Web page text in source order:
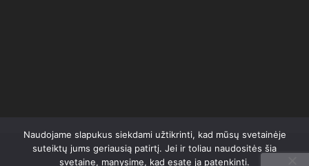
Naudojame slapukus siekdami užtikrinti, kad mūsų svetainėje
suteiktų jums geriausią patirtį. Jei ir toliau naudositės šia
svetaine, manysime, kad esate ja patenkinti.